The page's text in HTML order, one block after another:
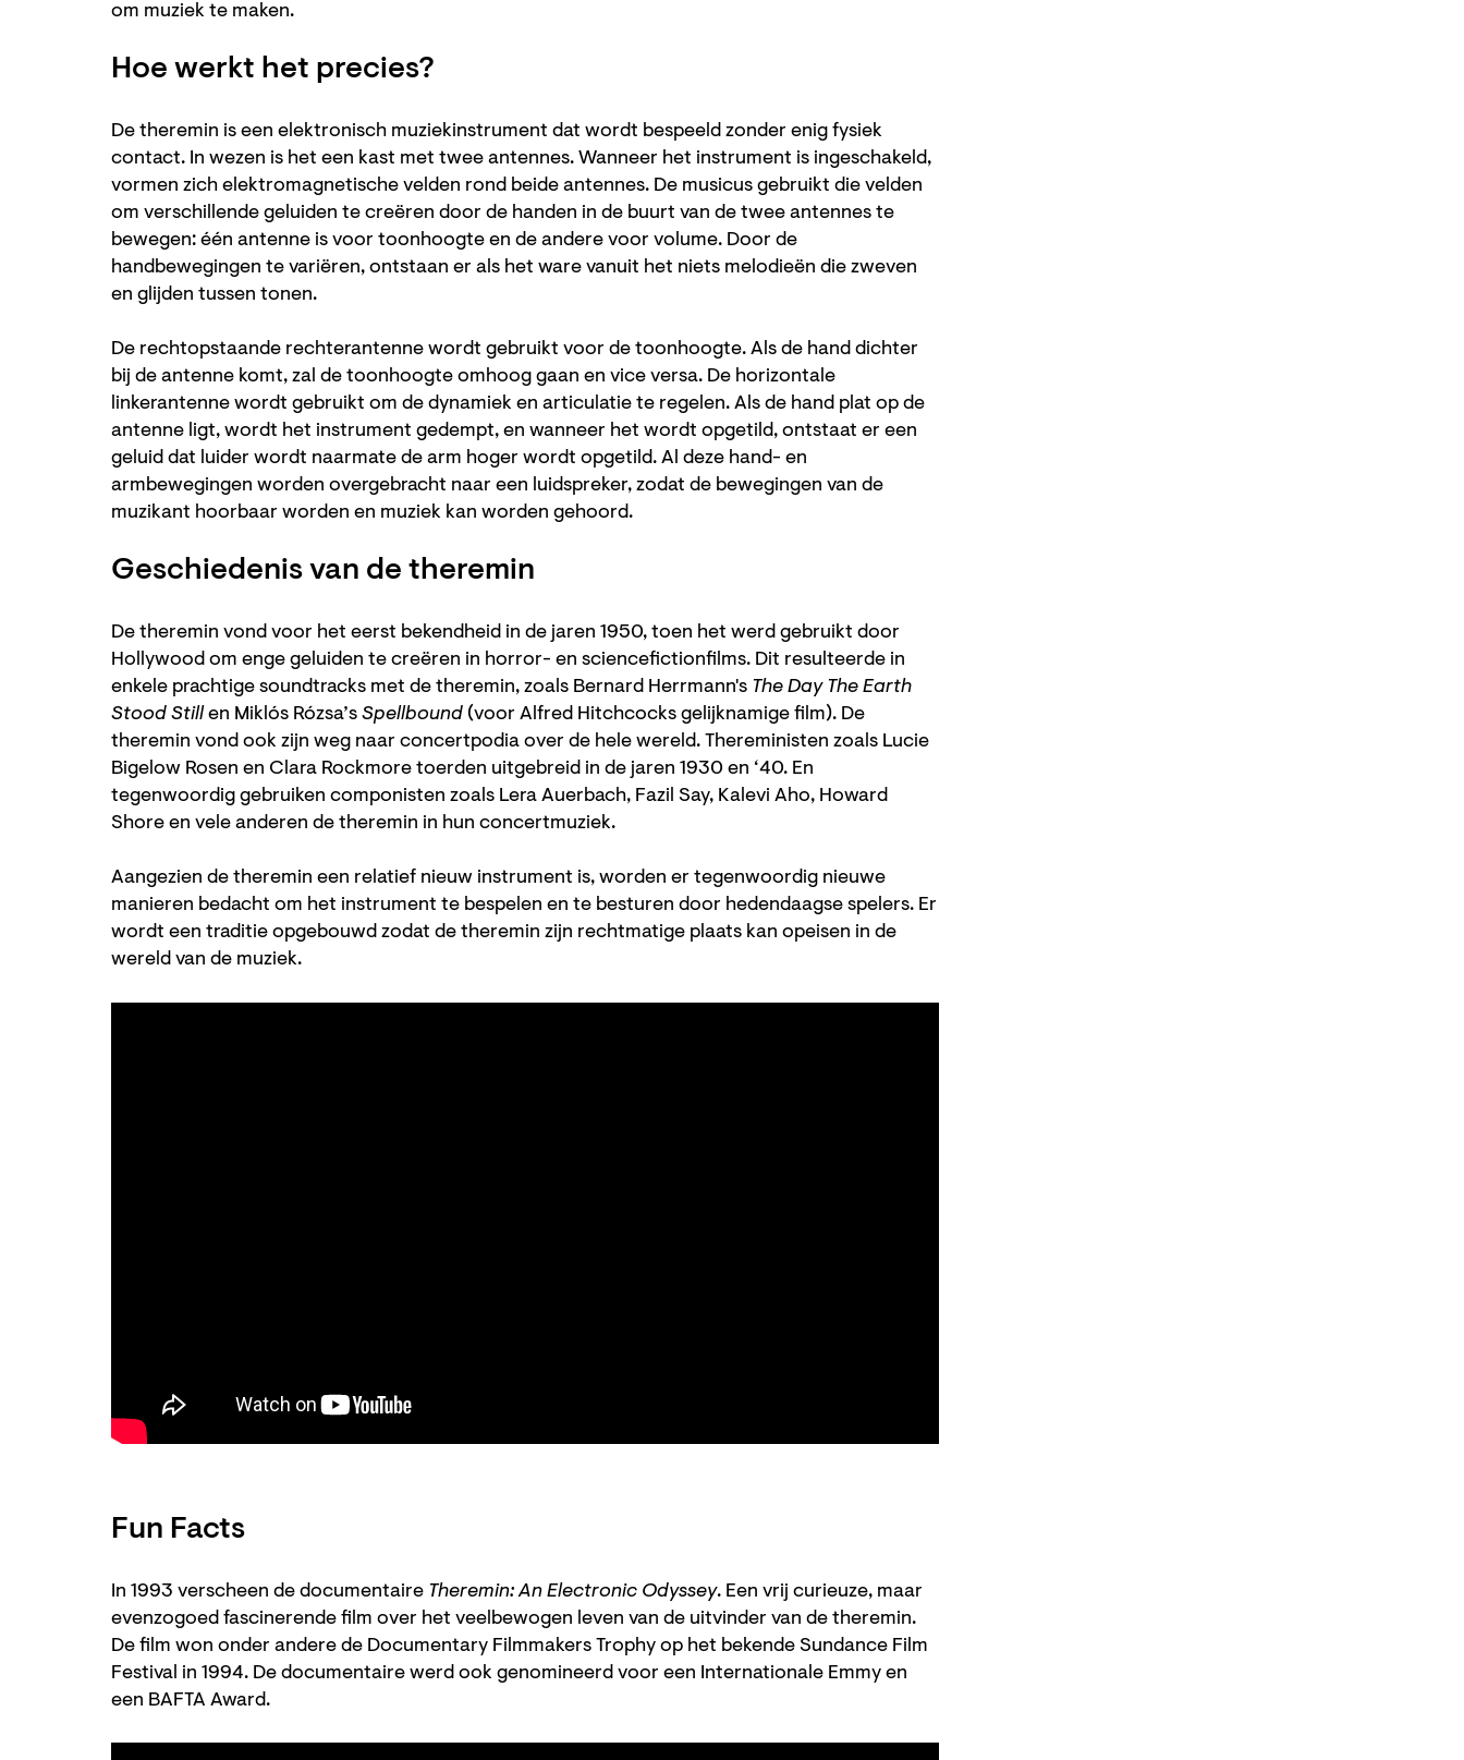
om muziek te maken.
Hoe werkt het precies?
De theremin is een elektronisch muziekinstrument dat wordt bespeeld zonder enig fysiek
contact. In wezen is het een kast met twee antennes. Wanneer het instrument is ingeschakeld,
vormen zich elektromagnetische velden rond beide antennes. De musicus gebruikt die velden
om verschillende geluiden te creëren door de handen in de buurt van de twee antennes te
bewegen: één antenne is voor toonhoogte en de andere voor volume. Door de
handbewegingen te variëren, ontstaan er als het ware vanuit het niets melodieën die zweven
en glijden tussen tonen.
De rechtopstaande rechterantenne wordt gebruikt voor de toonhoogte. Als de hand dichter
bij de antenne komt, zal de toonhoogte omhoog gaan en vice versa. De horizontale
linkerantenne wordt gebruikt om de dynamiek en articulatie te regelen. Als de hand plat op de
antenne ligt, wordt het instrument gedempt, en wanneer het wordt opgetild, ontstaat er een
geluid dat luider wordt naarmate de arm hoger wordt opgetild. Al deze hand- en
armbewegingen worden overgebracht naar een luidspreker, zodat de bewegingen van de
muzikant hoorbaar worden en muziek kan worden gehoord.
Geschiedenis van de theremin
De theremin vond voor het eerst bekendheid in de jaren 1950, toen het werd gebruikt door
Hollywood om enge geluiden te creëren in horror- en sciencefictionfilms. Dit resulteerde in
enkele prachtige soundtracks met de theremin, zoals Bernard Herrmann's The Day The Earth
Stood Still en Miklós Rózsa’s Spellbound (voor Alfred Hitchcocks gelijknamige film). De
theremin vond ook zijn weg naar concertpodia over de hele wereld. Thereministen zoals Lucie
Bigelow Rosen en Clara Rockmore toerden uitgebreid in de jaren 1930 en ‘40. En
tegenwoordig gebruiken componisten zoals Lera Auerbach, Fazil Say, Kalevi Aho, Howard
Shore en vele anderen de theremin in hun concertmuziek.
Aangezien de theremin een relatief nieuw instrument is, worden er tegenwoordig nieuwe
manieren bedacht om het instrument te bespelen en te besturen door hedendaagse spelers. Er
wordt een traditie opgebouwd zodat de theremin zijn rechtmatige plaats kan opeisen in de
wereld van de muziek.
Fun Facts
In 1993 verscheen de documentaire Theremin: An Electronic Odyssey. Een vrij curieuze, maar
evenzogoed fascinerende film over het veelbewogen leven van de uitvinder van de theremin.
De film won onder andere de Documentary Filmmakers Trophy op het bekende Sundance Film
Festival in 1994. De documentaire werd ook genomineerd voor een Internationale Emmy en
een BAFTA Award.